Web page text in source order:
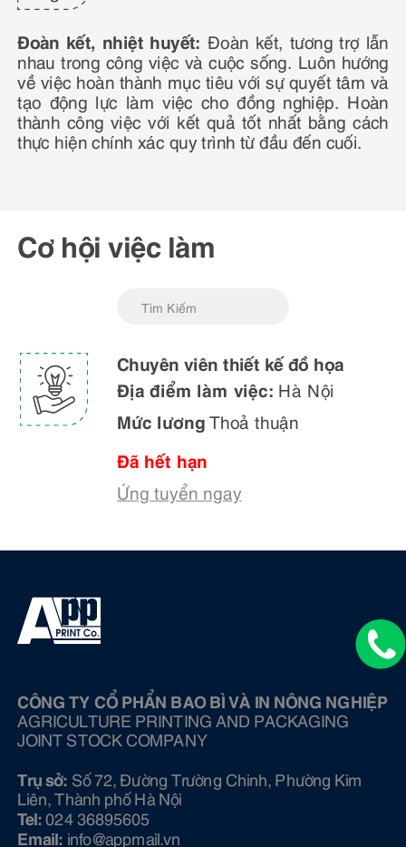
Đoàn kết, nhiệt huyết: Đoàn kết, tương trợ lẫn
nhau trong công việc và cuộc sống. Luôn hướng
về việc hoàn thành mục tiêu với sự quyết tâm và
tạo động lực làm việc cho đồng nghiệp. Hoàn
thành công việc với kết quả tốt nhất bằng cách
thực hiện chính xác quy trình từ đầu đến cuối.
Chuyên viên thiết kế đồ họa
Địa điểm làm việc: Hà Nội
Mức lươngThoả thuận
Đã hết hạn
Ứng tuyển ngay
Cơ hội việc làm
CÔNG TY CỔ PHẨN BAO BÌ VÀ IN NÔNG NGHIỆP
AGRICULTURE PRINTING AND PACKAGING
JOINT STOCK COMPANY
Trụ sở: Số 72, Đường Trường Chinh, Phường Kim
Liên, Thành phố Hà Nội
Tel:024 36895605
Email: info@ appmail.vn